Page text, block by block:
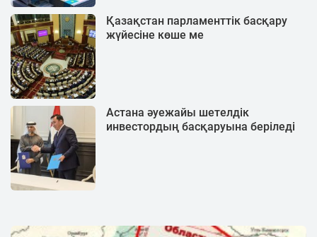
Қазақстан парламенттік басқару
жүйесіне көше ме
Астана әуежайы шетелдік
инвестордың басқаруына беріледі